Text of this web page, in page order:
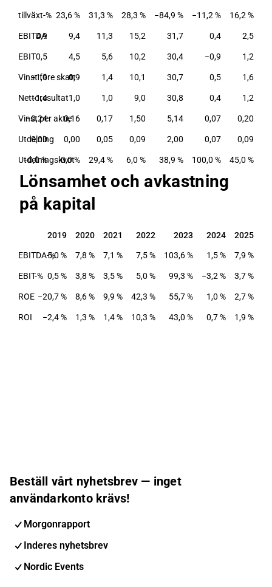
tillväxt-% 23,6 % 31,3 % 28,3 % −84,9 % −11,2 % 16,2 %
EBITDA
4,9 9,4 11,3 15,2 31,7 0,4 2,5
EBIT0,5 4,5 5,6 10,2 30,4 −0,9 1,2
Vinst före skatt
−1,9 0,9 1,4 10,1 30,7 0,5 1,6
Nettoresultat
−1,4 1,0 1,0 9,0 30,8 0,4 1,2
Vinst per aktie
−0,24 0,16 0,17 1,50 5,14 0,07 0,20
Utdelning
0,00 0,00 0,05 0,09 2,00 0,07 0,09
Utdelningskvot
−0,0 % 0,0 % 29,4 % 6,0 % 38,9 % 100,0 % 45,0 %
Lönsamhet och avkastning
på kapital
2019 2020 2021 2022 2023 2024 2025
2019 2020 2021 2022 2023 2024 2025
EBITDA-%5,0 % 7,8 % 7,1 % 7,5 % 103,6 % 1,5 % 7,9 %
EBIT-% 0,5 % 3,8 % 3,5 % 5,0 % 99,3 % −3,2 % 3,7 %
ROE −20,7 % 8,6 % 9,9 % 42,3 % 55,7 % 1,0 % 2,7 %
ROI −2,4 % 1,3 % 1,4 % 10,3 % 43,0 % 0,7 % 1,9 %
Beställ vårt nyhetsbrev — inget
användarkonto krävs!
Morgonrapport
Inderes nyhetsbrev
Nordic Events